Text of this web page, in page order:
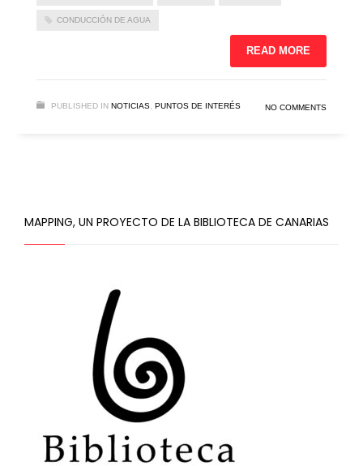
CONDUCCIÓN DE AGUA
READ MORE
PUBLISHED IN NOTICIAS, PUNTOS DE INTERÉS NO COMMENTS
MAPPING, UN PROYECTO DE LA BIBLIOTECA DE CANARIAS